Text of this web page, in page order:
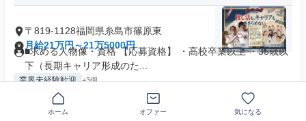
〒819-1128福岡県糸島市篠原東
月給21万円～21万5000円
■求める人物像・資格 【応募資格】 ・高校卒業以上 ・35歳以
下（長期キャリア形成のた...
業界未経験歓迎 +3個
気になる
ホーム オファー 気になる